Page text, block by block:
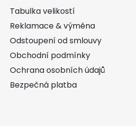
Tabulka velikostí
Reklamace & výměna
Odstoupení od smlouvy
Obchodní podmínky
Ochrana osobních údajů
Bezpečná platba